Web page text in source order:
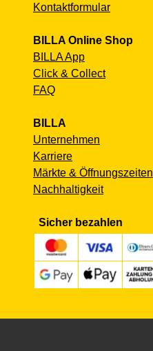
Kontaktformular
BILLA Online Shop
BILLA App
Click & Collect
FAQ
BILLA
Unternehmen
Karriere
Märkte & Öffnungszeiten
Nachhaltigkeit
Sicher bezahlen